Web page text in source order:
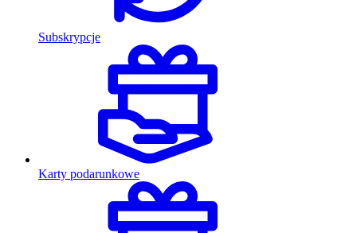
Subskrypcje
Karty podarunkowe